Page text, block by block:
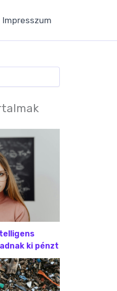
Impresszum
ki pénzt